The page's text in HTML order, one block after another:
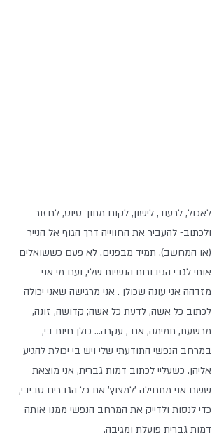
לאכול, לרעוד, לישון, לקום מתוך סיוט, לחזור
ולכתוב- להעביר את החווייה דרך הגוף אל הנייר
(או המחשב). תמיד מבפנים. לא פעם כששואלים
אותי לגבי הגיבורות הנשיות שלי, ועם מי אני
מזדהה אני עונה שכולן . אני מרגישה שאני יכולה
לכתוב כל אשה, לדעת כל אשה; קדושה, זונה,
מרשעת, תמימה, אם , עקרה... כולן חיות בי,
במרחב הנפשי התודעתי שלי ויש בי יכולת להגיע
אליהן. כשעליי לכתוב דמות גברית, אני מוצאת
ששם אני מתחילה 'למצוץ' את כל הגברים סביבי,
כדי לנסות ולדייק את המרחב הנפשי ממנו אותה
דמות גברית פועלת ומגיבה.